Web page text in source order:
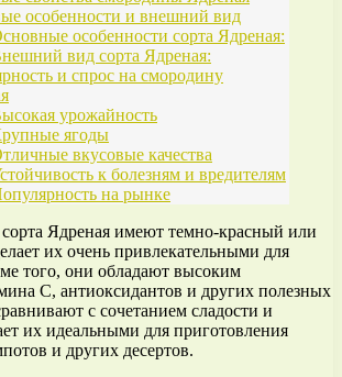
особенности и внешний вид
особенности сорта Ядреная:
вид сорта Ядреная:
и спрос на смородину
урожайность
ягоды
вкусовые качества
к болезням и вредителям
на рынке
Ядреная имеют темно-красный или
их очень привлекательными для
того, они обладают высоким
C, антиоксидантов и других полезных
с сочетанием сладости и
их идеальными для приготовления
и других десертов.